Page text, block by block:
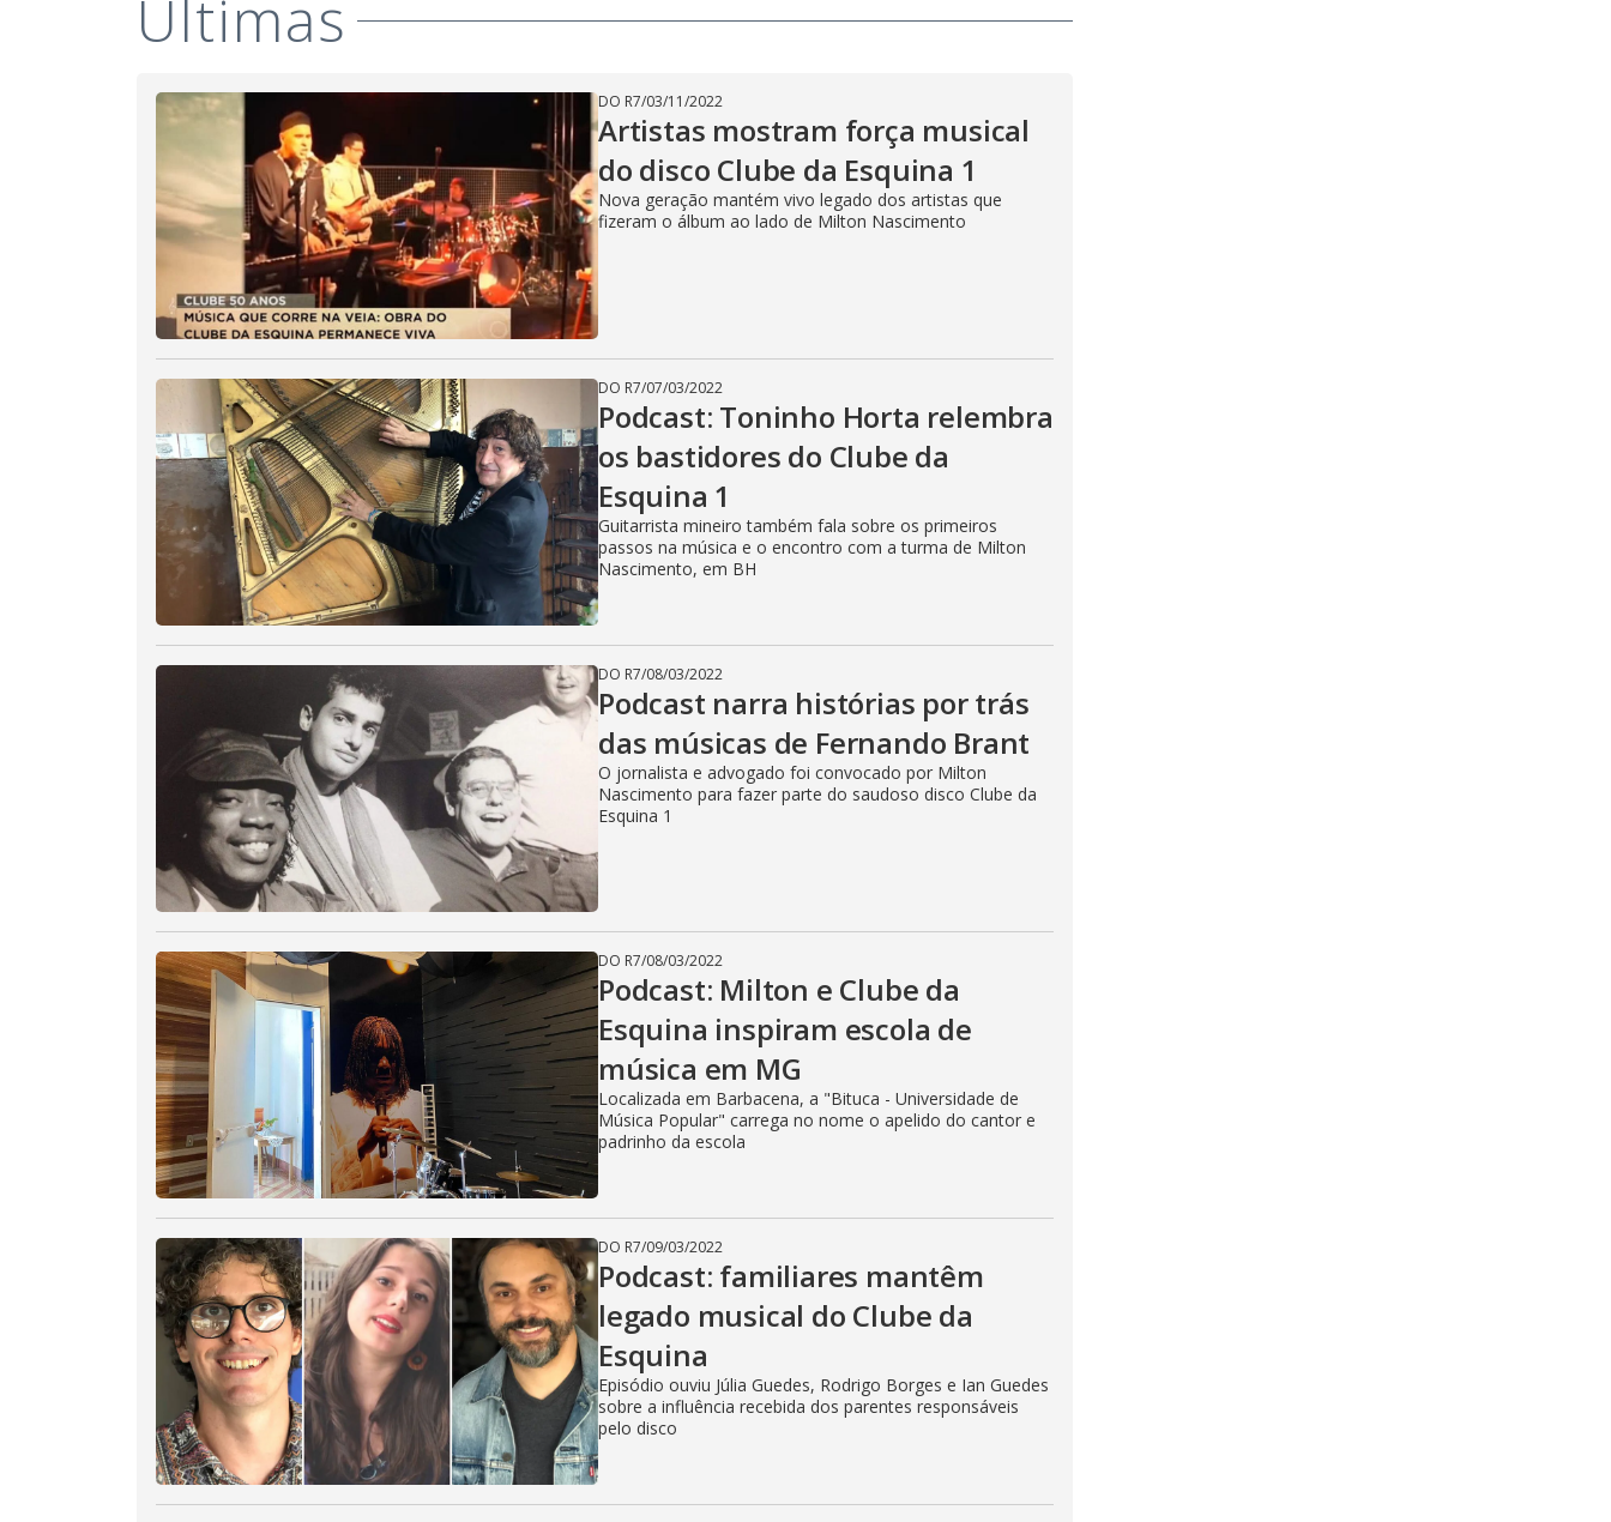
V
i
d
e
o
Últimas
DO R7/03/11/2022
Artistas mostram força musical
do disco Clube da Esquina 1
Nova geração mantém vivo legado dos artistas que
fizeram o álbum ao lado de Milton Nascimento
DO R7/07/03/2022
Podcast: Toninho Horta relembra
os bastidores do Clube da
Esquina 1
Guitarrista mineiro também fala sobre os primeiros
passos na música e o encontro com a turma de Milton
Nascimento, em BH
DO R7/08/03/2022
Podcast narra histórias por trás
das músicas de Fernando Brant
O jornalista e advogado foi convocado por Milton
Nascimento para fazer parte do saudoso disco Clube da
Esquina 1
DO R7/08/03/2022
Podcast: Milton e Clube da
Esquina inspiram escola de
música em MG
Localizada em Barbacena, a "Bituca - Universidade de
Música Popular" carrega no nome o apelido do cantor e
padrinho da escola
DO R7/09/03/2022
Podcast: familiares mantêm
legado musical do Clube da
Esquina
Episódio ouviu Júlia Guedes, Rodrigo Borges e Ian Guedes
sobre a influência recebida dos parentes responsáveis
pelo disco